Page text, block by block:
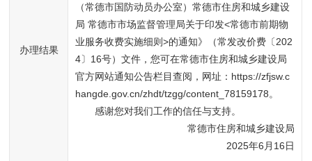
办理结果
（常德市国防动员办公室）常德市住房和城乡建设
局 常德市市场监督管理局关于印发<常德市前期物
业服务收费实施细则>的通知》（常发改价费〔202
4〕16号）文件，您可在常德市住房和城乡建设局
官方网站通知公告栏目查阅，网址：https://zfjsw.c
hangde.gov.cn/zhdt/tzgg/content_78159178。
感谢您对我们工作的信任与支持。
常德市住房和城乡建设局
2025年6月16日